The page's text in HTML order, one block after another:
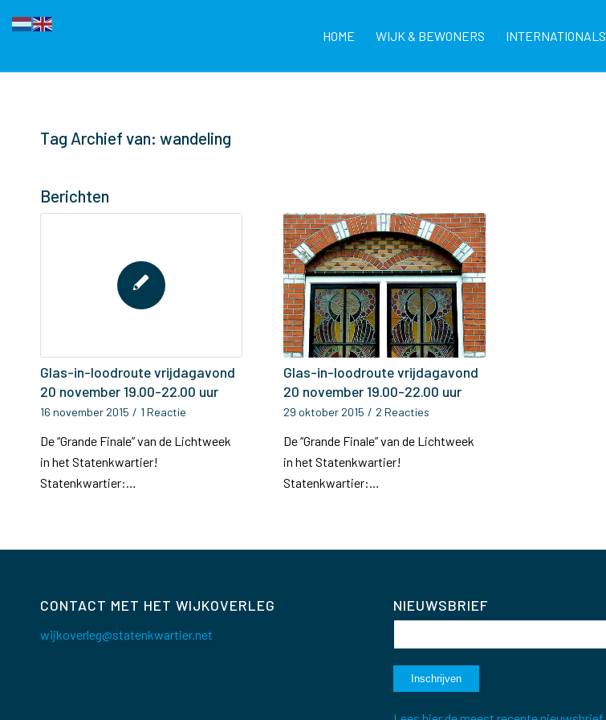
HOME WIJK & BEWONERS INTERNATIONALS
Tag Archief van: wandeling
Berichten
Glas-in-loodroute vrijdagavond
20 november 19.00-22.00 uur
16 november 2015 / 1 Reactie
De “Grande Finale” van de Lichtweek
in het Statenkwartier!
Statenkwartier:…
Glas-in-loodroute vrijdagavond
20 november 19.00-22.00 uur
29 oktober 2015 / 2 Reacties
De “Grande Finale” van de Lichtweek
in het Statenkwartier!
Statenkwartier:…
CONTACT MET HET WIJKOVERLEG
wijkoverleg@statenkwartier.net
NIEUWSBRIEF